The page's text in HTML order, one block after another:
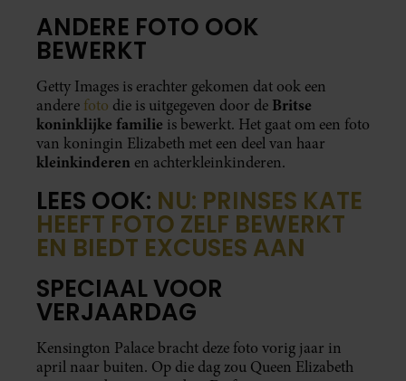
ANDERE FOTO OOK
BEWERKT
Getty Images is erachter gekomen dat ook een
andere foto die is uitgegeven door de Britse
koninklijke familie is bewerkt. Het gaat om een foto
van koningin Elizabeth met een deel van haar
kleinkinderen en achterkleinkinderen.
LEES OOK: NU: PRINSES KATE
HEEFT FOTO ZELF BEWERKT
EN BIEDT EXCUSES AAN
SPECIAAL VOOR
VERJAARDAG
Kensington Palace bracht deze foto vorig jaar in
april naar buiten. Op die dag zou Queen Elizabeth